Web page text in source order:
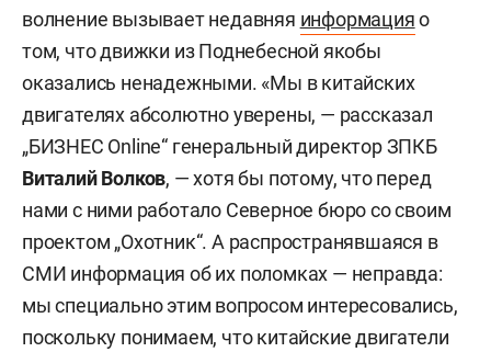
волнение вызывает недавняя информацияо
том, что движки из Поднебесной якобы
оказались ненадежными. «Мы в китайских
двигателях абсолютно уверены, — рассказал
„БИЗНЕС Online“ генеральный директор ЗПКБ
Виталий Волков, — хотя бы потому, что перед
нами с ними работало Северное бюро со своим
проектом „Охотник“. А распространявшаяся в
СМИ информация об их поломках — неправда:
мы специально этим вопросом интересовались,
поскольку понимаем, что китайские двигатели